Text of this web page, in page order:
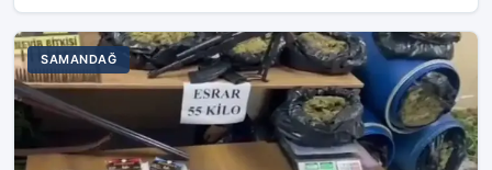
SAMANDAĞ